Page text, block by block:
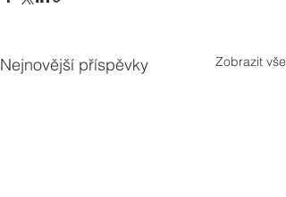
Nejnovější příspěvky Zobrazit vše